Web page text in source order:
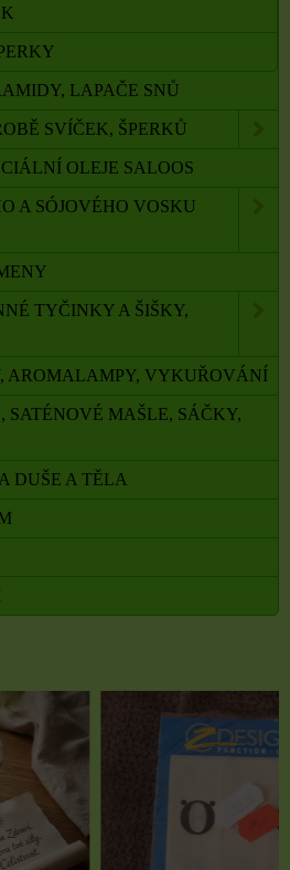
LAPAČE SNŮ
SVÍČEK, ŠPERKŮ
OLEJE SALOOS
A SÓJOVÉHO VOSKU
TYČINKY A ŠIŠKY,
AROMALAMPY, VYKUŘOVÁNÍ
MAŠLE, SÁČKY,
DUŠE A TĚLA